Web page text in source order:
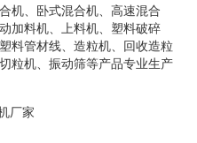
机、卧式混合机、高速混合
加料机、上料机、塑料破碎
料管材线、造粒机、回收造粒
粒机、振动筛等产品专业生产
厂家